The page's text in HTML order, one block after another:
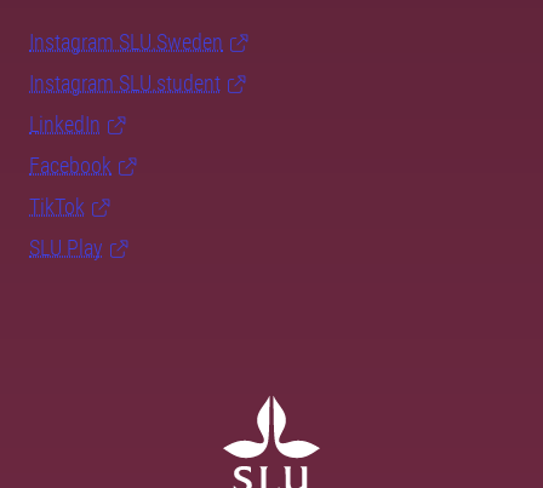
Instagram SLU.Sweden
Instagram SLU.student
LinkedIn
Facebook
TikTok
SLU Play